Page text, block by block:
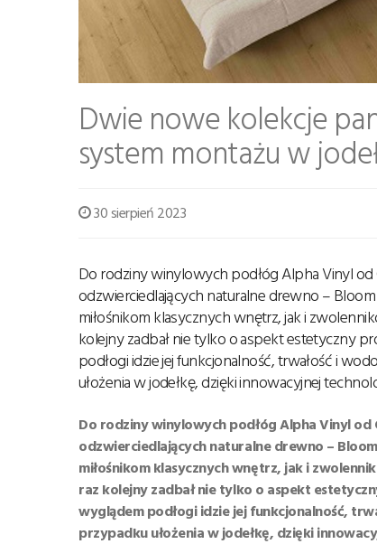
Dwie nowe kolekcje
system montażu w
30 sierpień 2023
Do rodziny winylowych podłóg Alpha Vinyl
odzwierciedlających naturalne drewno –
miłośnikom klasycznych wnętrz, jak i
kolejny zadbał nie tylko o aspekt estetyczny
podłogi idzie jej funkcjonalność, trwałość i
ułożenia w jodełkę, dzięki innowacyjnej
Do rodziny winylowych podłóg Alpha Vinyl
odzwierciedlających naturalne drewno –
miłośnikom klasycznych wnętrz, jak i
raz kolejny zadbał nie tylko o aspekt
wyglądem podłogi idzie jej funkcjonalność,
przypadku ułożenia w jodełkę, dzięki